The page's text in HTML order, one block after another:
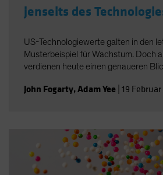
jenseits des
US-Technologiewerte galten in den
Musterbeispiel für Wachstum. Doch
verdienen heute einen genaueren
John Fogarty,Adam Yee 19